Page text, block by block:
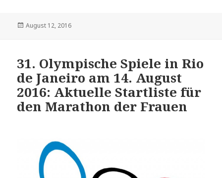
Veröffentlicht
August 12, 2016
31. Olympische Spiele in Rio
de Janeiro am 14. August
2016: Aktuelle Startliste für
den Marathon der Frauen